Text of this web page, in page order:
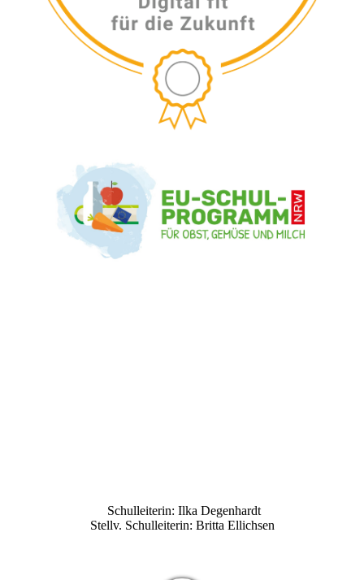
Schulleiterin: Ilka Degenhardt
Stellv. Schulleiterin: Britta Ellichsen